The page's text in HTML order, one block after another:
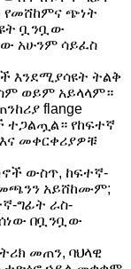
የመሸከምና ጭነት
ቧንቧው
አሁንም ሳይፈስ
እንደሚያሳዩት ትልቅ
ወይም አይላላም።
flange
የከፍተኛ
መቀርቀሪያዎቹ
ውስጥ, ከፍተኛ-
አይሸከሙም;
ግፊት ራስ-
በቧንቧው
መጠን, ባህላዊ